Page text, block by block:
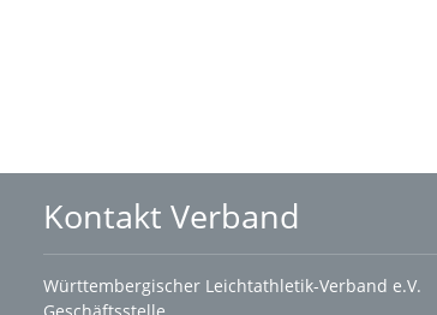
Kontakt Verband
Württembergischer Leichtathletik-Verband e.V.